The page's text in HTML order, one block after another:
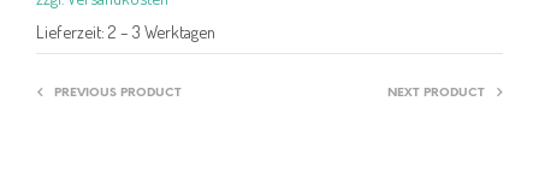
Lieferzeit: 2 – 3 Werktagen
PREVIOUS PRODUCT NEXT PRODUCT